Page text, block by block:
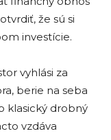
že sú si
investície.
vyhlási za
berie na seba
klasický drobný
vzdáva